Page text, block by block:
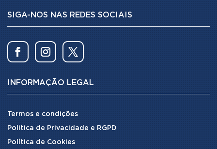
SIGA-NOS NAS REDES SOCIAIS
INFORMAÇÃO LEGAL
Termos e condições
Politica de Privacidade e RGPD
Política de Cookies